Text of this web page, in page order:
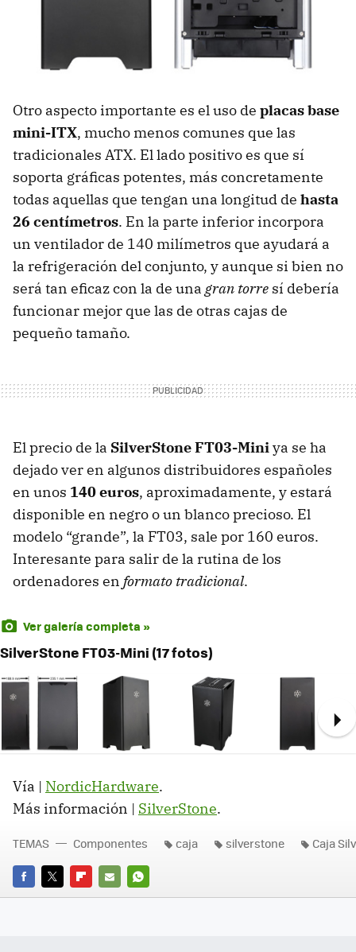
Otro aspecto importante es el uso de placas base
mini-ITX, mucho menos comunes que las
tradicionales ATX. El lado positivo es que sí
soporta gráficas potentes, más concretamente
todas aquellas que tengan una longitud de hasta
26 centímetros. En la parte inferior incorpora
un ventilador de 140 milímetros que ayudará a
la refrigeración del conjunto, y aunque si bien no
será tan eficaz con la de una gran torre sí debería
funcionar mejor que las de otras cajas de
pequeño tamaño.
El precio de la SilverStone FT03-Miniya se ha
dejado ver en algunos distribuidores españoles
en unos 140 euros, aproximadamente, y estará
disponible en negro o un blanco precioso. El
modelo “grande”, la FT03, sale por 160 euros.
Interesante para salir de la rutina de los
ordenadores en formato tradicional.
Ver galería completa »
SilverStone FT03-Mini (17 fotos)
Vía | NordicHardware.
Más información | SilverStone.
FACEBOOK
TWITTERFLIPBOARD
E-
WHATSAPP
TEMAS Componentes caja silverstone Caja